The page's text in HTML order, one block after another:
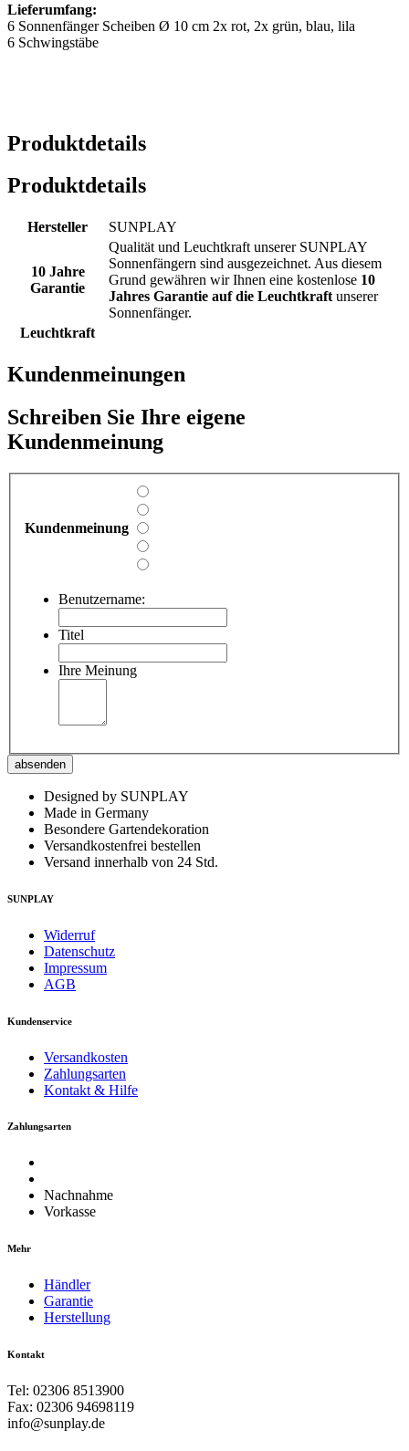
Lieferumfang:
6 Sonnenfänger Scheiben Ø 10 cm 2x rot, 2x grün, blau, lila
6 Schwingstäbe
Produktdetails
Produktdetails
Hersteller SUNPLAY
10 Jahre
Garantie
Qualität und Leuchtkraft unserer SUNPLAY
Sonnenfängern sind ausgezeichnet. Aus diesem
Grund gewähren wir Ihnen eine kostenlose 10
Jahres Garantie auf die Leuchtkraft unserer
Sonnenfänger.
Leuchtkraft
Kundenmeinungen
Schreiben Sie Ihre eigene
Kundenmeinung
Kundenmeinung
Benutzername:
Titel
Ihre Meinung
absenden
Designed by SUNPLAY
Made in Germany
Besondere Gartendekoration
Versandkostenfrei bestellen
Versand innerhalb von 24 Std.
SUNPLAY
Widerruf
Datenschutz
Impressum
AGB
Kundenservice
Versandkosten
Zahlungsarten
Kontakt & Hilfe
Zahlungsarten
Nachnahme
Vorkasse
Mehr
Händler
Garantie
Herstellung
Kontakt
Tel: 02306 8513900
Fax: 02306 94698119
info@sunplay.de